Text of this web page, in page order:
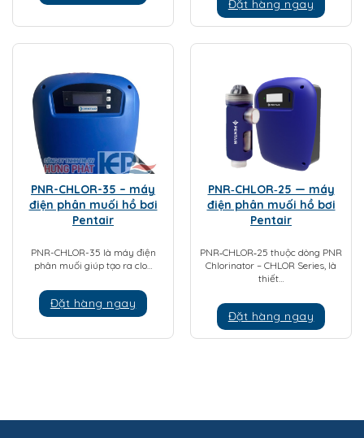
Đặt hàng ngay
PNR-CHLOR-35 – máy
điện phân muối hồ bơi
Pentair
PNR-CHLOR-35 là máy điện
phân muối giúp tạo ra clo…
Đặt hàng ngay
PNR‑CHLOR‑25 — máy
điện phân muối hồ bơi
Pentair
PNR‑CHLOR‑25 thuộc dòng PNR
Chlorinator – CHLOR Series, là
thiết…
Đặt hàng ngay